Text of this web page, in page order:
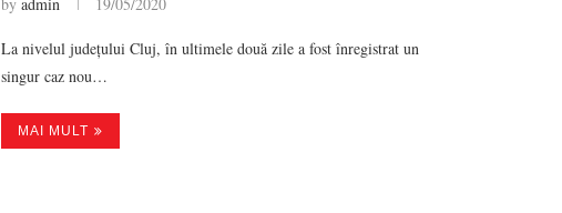
La nivelul județului Cluj, în ultimele două zile a fost înregistrat un
singur caz nou…
MAI MULT